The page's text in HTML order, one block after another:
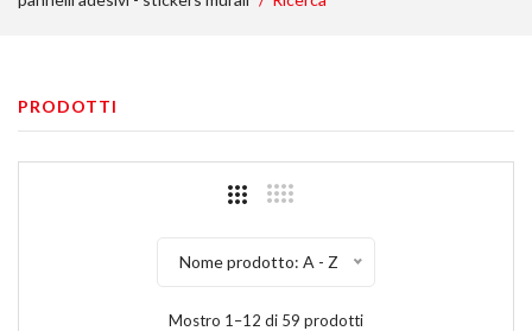
PRODOTTI
Nome prodotto: A - Z
Mostro 1–12 di 59 prodotti